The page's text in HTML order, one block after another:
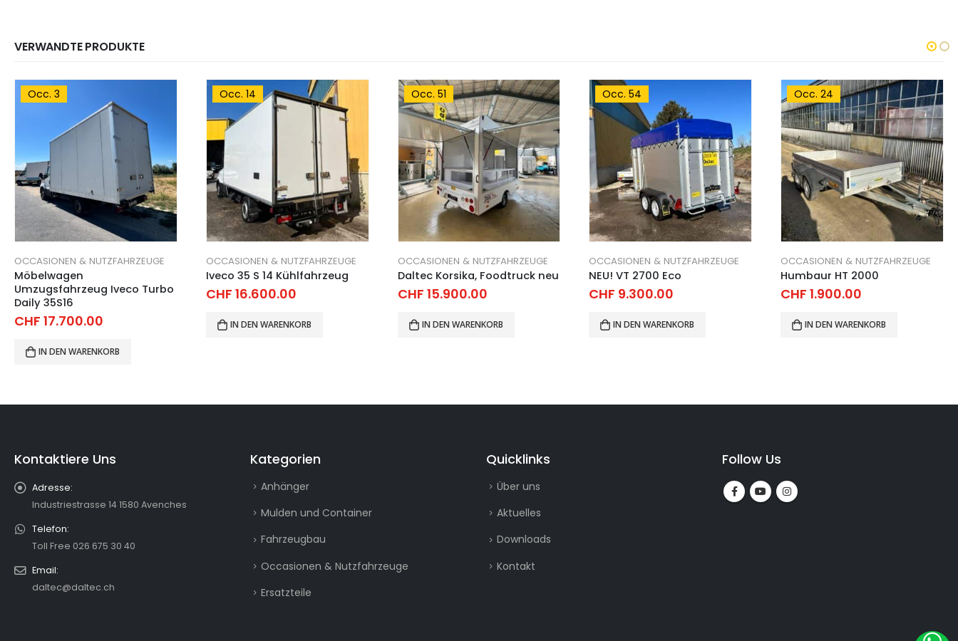
VERWANDTE PRODUKTE
Occ. 14
OCCASIONEN & NUTZFAHRZEUGE
Iveco 35 S 14 Kühlfahrzeug
CHF16.600.00
IN DEN WARENKORB
Occ. 51
OCCASIONEN & NUTZFAHRZEUGE
Daltec Korsika, Foodtruck neu
CHF 15.900.00
IN DEN WARENKORB
Occ. 54
OCCASIONEN & NUTZFAHRZEUGE
NEU! VT 2700 Eco
CHF 9.300.00
IN DEN WARENKORB
Occ. 24
OCCASIONEN & NUTZFAHRZEUGE
Humbaur HT 2000
CHF 1.900.00
IN DEN WARENKORB
Occ. 04
Event Anhänger / Roadshow
Fahrzeuge
Kontaktiere Uns
Adresse:
Industriestrasse 14 1580 Avenches
Telefon:
Toll Free 026 675 30 40
Email:
daltec@daltec.ch
Kategorien
Anhänger
Mulden und Container
Fahrzeugbau
Occasionen & Nutzfahrzeuge
Ersatzteile
Quicklinks
Über uns
Aktuelles
Downloads
Kontakt
Follow Us